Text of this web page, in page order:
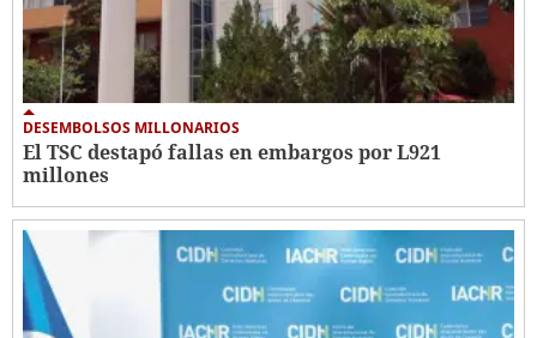
DESEMBOLSOS MILLONARIOS
El TSC destapó fallas en embargos por L921
millones